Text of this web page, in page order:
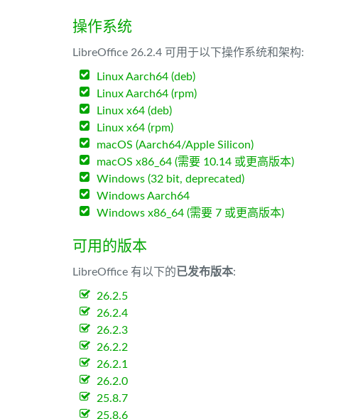
操作系统
LibreOffice 26.2.4 可用于以下操作系统和架构:
Linux Aarch64 (deb)
Linux Aarch64 (rpm)
Linux x64 (deb)
Linux x64 (rpm)
macOS (Aarch64/Apple Silicon)
macOS x86_64 (需要 10.14 或更高版本)
Windows (32 bit, deprecated)
Windows Aarch64
Windows x86_64 (需要 7 或更高版本)
可用的版本
LibreOffice 有以下的已发布版本:
26.2.5
26.2.4
26.2.3
26.2.2
26.2.1
26.2.0
25.8.7
25.8.6